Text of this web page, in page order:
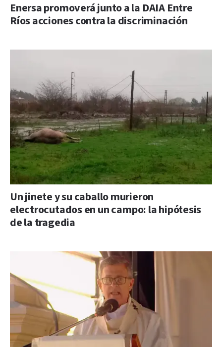
Enersa promoverá junto a la DAIA Entre
Ríos acciones contra la discriminación
Un jinete y su caballo murieron
electrocutados en un campo: la hipótesis
de la tragedia